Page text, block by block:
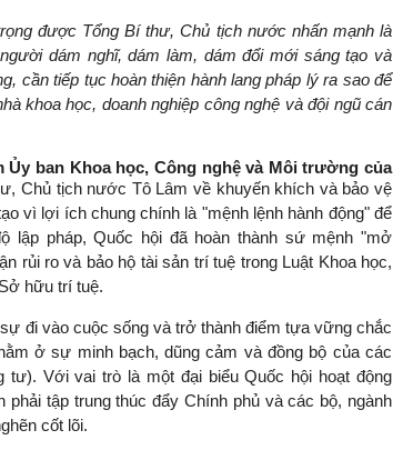
được Tổng Bí thư, Chủ tịch nước nhấn mạnh là
dám nghĩ, dám làm, dám đổi mới sáng tạo và
cần tiếp tục hoàn thiện hành lang pháp lý ra sao để
khoa học, doanh nghiệp công nghệ và đội ngũ cán
ban Khoa học, Công nghệ và Môi trường của
Chủ tịch nước Tô Lâm về khuyến khích và bảo vệ
vì lợi ích chung chính là "mệnh lệnh hành động" để
lập pháp, Quốc hội đã hoàn thành sứ mệnh "mở
rủi ro và bảo hộ tài sản trí tuệ trong Luật Khoa học,
hữu trí tuệ.
đi vào cuộc sống và trở thành điểm tựa vững chắc
ở sự minh bạch, dũng cảm và đồng bộ của các
tư). Với vai trò là một đại biểu Quốc hội hoạt động
tập trung thúc đẩy Chính phủ và các bộ, ngành
cốt lõi.